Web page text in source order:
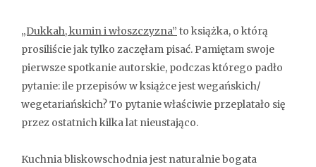
„Dukkah, kumin i włoszczyzna” to książka, o którą
prosiliście jak tylko zaczęłam pisać. Pamiętam swoje
pierwsze spotkanie autorskie, podczas którego padło
pytanie: ile przepisów w książce jest wegańskich/
wegetariańskich? To pytanie właściwie przeplatało się
przez ostatnich kilka lat nieustająco.
Kuchnia bliskowschodnia jest naturalnie bogata